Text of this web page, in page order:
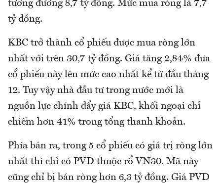
tương đương 8,7 tỷ đồng. Mức mua ròng là 7,7
tỷ đồng.
KBC trở thành cổ phiếu được mua ròng lớn
nhất với trên 30,7 tỷ đồng. Giá tăng 2,84% đưa
cổ phiếu này lên mức cao nhất kể từ đầu tháng
12. Tuy vậy nhà đầu tư trong nước mới là
nguồn lực chính đẩy giá KBC, khối ngoại chỉ
chiếm hơn 41% trong tổng thanh khoản.
Phía bán ra, trong 5 cổ phiếu có giá trị ròng lớn
nhất thì chỉ có PVD thuộc rổ VN30. Mã này
cũng chỉ bị bán ròng hơn 6,3 tỷ đồng. Giá PVD